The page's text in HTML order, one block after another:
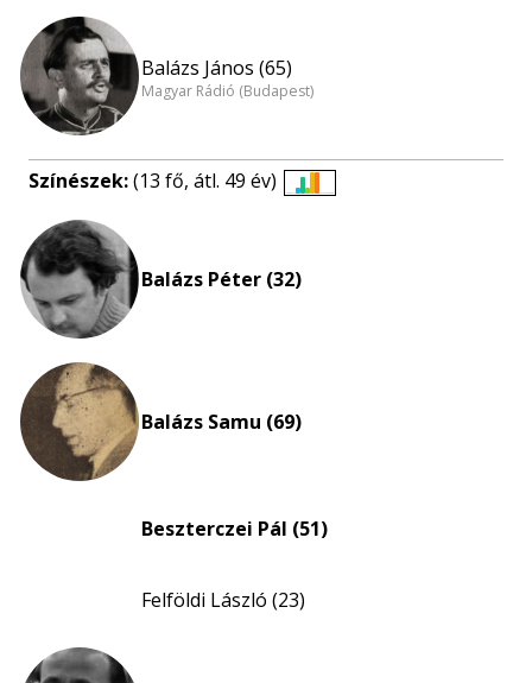
Balázs János (65)
Magyar Rádió (Budapest)
Színészek:(13 fő, átl. 49 év)
Balázs Péter (32)
Balázs Samu (69)
Beszterczei Pál (51)
Felföldi László (23)